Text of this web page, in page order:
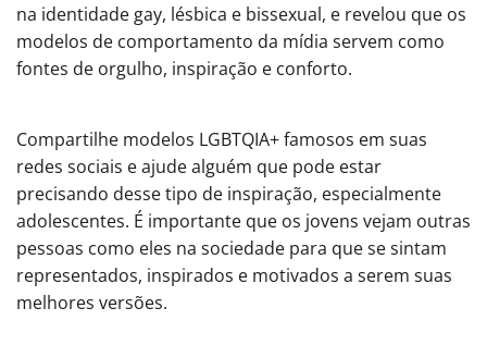
na identidade gay, lésbica e bissexual, e revelou que os
modelos de comportamento da mídia servem como
fontes de orgulho, inspiração e conforto.
Compartilhe modelos LGBTQIA+ famosos em suas
redes sociais e ajude alguém que pode estar
precisando desse tipo de inspiração, especialmente
adolescentes. É importante que os jovens vejam outras
pessoas como eles na sociedade para que se sintam
representados, inspirados e motivados a serem suas
melhores versões.